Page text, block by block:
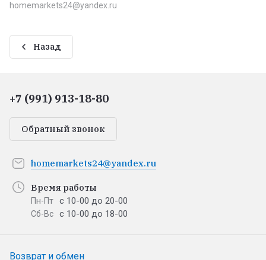
homemarkets24@yandex.ru
Назад
+7 (991) 913-18-80
Обратный звонок
homemarkets24@yandex.ru
Время работы
Пн-Пт с 10-00 до 20-00
Сб-Вс с 10-00 до 18-00
Возврат и обмен